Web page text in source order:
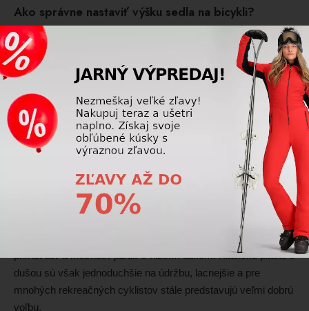
Ako správne nastaviť výšku sedla na bicykli?
Sedlo by malo byť nastavené tak, aby bola noha pri
najnižšej polohe pedála mierne pokrčená. Príliš nízko
nastavené sedlo znižuje efektivitu šliapania, príliš vysoké
môže spôsobovať bolesti kolien, bokov alebo chrbta.
Prečítajte si viac
Sú bezdušové plášte bicyklov lepšie ako klasické
Bezdušové plášte ponúkajú nižšie riziko defektov, lepšiu
priľnavosť a možnosť jazdiť s nižším tlakom. Klasické plášte s
dušou sú však jednoduchšie na údržbu, lacnejšie a pre
mnohých rekreačných cyklistov stále predstavujú veľmi dobrú
voľbu.